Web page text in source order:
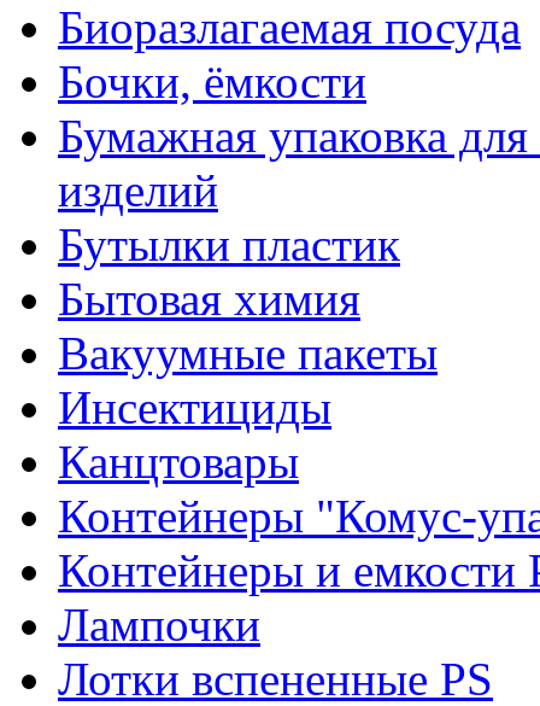
Биоразлагаемая посуда
Бочки, ёмкости
Бумажная упаковка
изделий
Бутылки пластик
Бытовая химия
Вакуумные пакеты
Инсектициды
Канцтовары
Контейнеры "Комус-
Контейнеры и емкости
Лампочки
Лотки вспененные PS